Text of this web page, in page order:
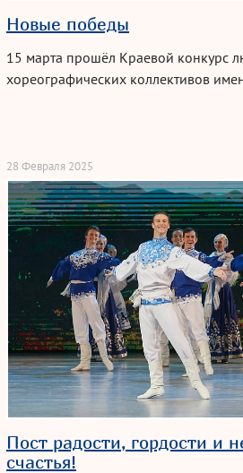
Новые победы
15 марта прошёл Краевой конкурс
хореографических коллективов
28 Февраля 2025
Пост радости, гордости и
счастья!